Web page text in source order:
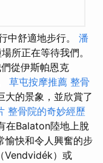
中舒適地步行。 潘
所正在等待我們。
從伊斯帕恩克
草屯按摩推薦 整骨
大的景象，並欣賞了
整骨院的奇妙經歷
在Balaton陸地上脫
愉快和令人興奮的步
Vendvidék）或